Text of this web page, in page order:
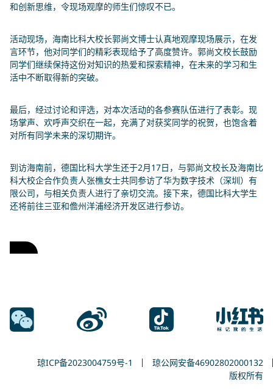
和创新思维，令现场观摩的师生们惊叹不已。
活动现场，海南比科大校长郭尚文博士认真地观摩现场展示，在发
言环节，他对同学们的精彩表现给予了高度赞许。郭尚文校长鼓励
同学们继续保持这份对知识的热爱和探索精神，在未来的学习和生
活中不断取得新的突破。
最后，经过讨论和评选，对本次活动的各参赛队伍进行了表彰。现
场掌声、欢呼声交织在一起，充满了对获奖同学的祝贺，也饱含着
对所有同学未来的深切期许。
到访海南前，德国比科大学生还于2月17日，与郭尚文校长及海南比
科大校企合作负责人张樵女士共同参访了华为数字技术（深圳）有
限公司，与相关负责人进行了亲切交流。接下来，德国比科大学生
还将前往三亚和儋州洋浦经济开发区进行参访。
琼ICP备2023004759号-1
琼公网安备46902802000132
版权所有